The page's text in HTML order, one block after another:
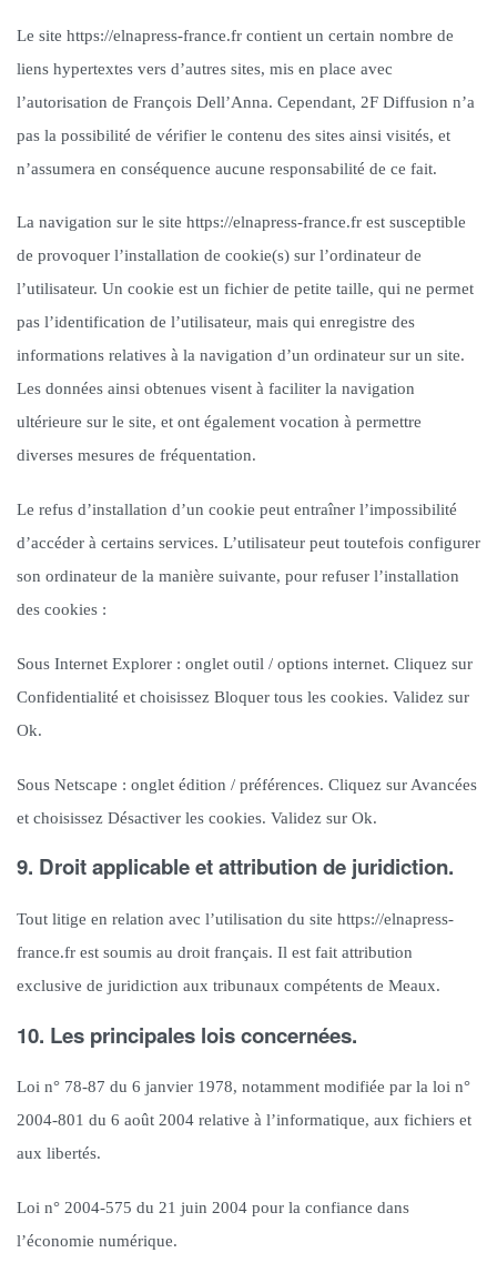
Le site https://elnapress-france.fr contient un certain nombre de
liens hypertextes vers d’autres sites, mis en place avec
l’autorisation de François Dell’Anna. Cependant, 2F Diffusion n’a
pas la possibilité de vérifier le contenu des sites ainsi visités, et
n’assumera en conséquence aucune responsabilité de ce fait.
La navigation sur le site https://elnapress-france.fr est susceptible
de provoquer l’installation de cookie(s) sur l’ordinateur de
l’utilisateur. Un cookie est un fichier de petite taille, qui ne permet
pas l’identification de l’utilisateur, mais qui enregistre des
informations relatives à la navigation d’un ordinateur sur un site.
Les données ainsi obtenues visent à faciliter la navigation
ultérieure sur le site, et ont également vocation à permettre
diverses mesures de fréquentation.
Le refus d’installation d’un cookie peut entraîner l’impossibilité
d’accéder à certains services. L’utilisateur peut toutefois configurer
son ordinateur de la manière suivante, pour refuser l’installation
des cookies :
Sous Internet Explorer : onglet outil / options internet. Cliquez sur
Confidentialité et choisissez Bloquer tous les cookies. Validez sur
Ok.
Sous Netscape : onglet édition / préférences. Cliquez sur Avancées
et choisissez Désactiver les cookies. Validez sur Ok.
9. Droit applicable et attribution de juridiction.
Tout litige en relation avec l’utilisation du site https://elnapress-
france.fr est soumis au droit français. Il est fait attribution
exclusive de juridiction aux tribunaux compétents de Meaux.
10. Les principales lois concernées.
Loi n° 78-87 du 6 janvier 1978, notamment modifiée par la loi n°
2004-801 du 6 août 2004 relative à l’informatique, aux fichiers et
aux libertés.
Loi n° 2004-575 du 21 juin 2004 pour la confiance dans
l’économie numérique.